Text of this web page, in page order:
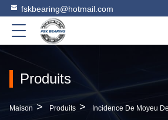
fskbearing@hotmail.com
Produits
Maison > Produits > Incidence De Moyeu